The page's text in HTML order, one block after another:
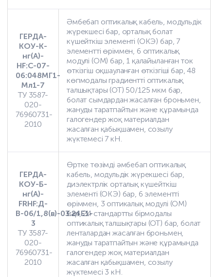
ГЕРДА-
КОУ-К-
нг(А)-
HF:С-07-
06:048МГ1-
Мл1-7
ТУ 3587-
020-
76960731-
2010
Әмбебап оптикалық кабель, модульдік
жүрекшесі бар, орталық болат
күшейткіш элементі (ОКЭ) бар, 7
элементті өріммен, 6 оптикалық
модулі (ОМ) бар, 1 қалайыланған ток
өткізгіш оқшауланған өткізгіші бар, 48
көпмодалы градиентті оптикалық
талшықтары (ОТ) 50/125 мкм бар,
болат сымдардан жасалған броньмен,
жануды таратпайтын және құрамында
галогендер жоқ материалдан
жасалған қабықшамен, созылу
жүктемесі 7 кН.
ГЕРДА-
КОУ-Б-
нг(А)-
FRHF:Д-
В-06/1,8(в)-03:24Е1-
3
ТУ 3587-
020-
76960731-
2010
Өртке төзімді әмбебап оптикалық
кабель, модульдік жүрекшесі бар,
диэлектрлік орталық күшейткіш
элементі (ОКЭ) бар, 6 элементті
өріммен, 3 оптикалық модулі (ОМ)
бар, 24 стандартты бірмодалы
оптикалық талшықтары (ОТ) бар, болат
ленталардан жасалған броньмен,
жануды таратпайтын және құрамында
галогендер жоқ материалдан
жасалған қабықшамен, созылу
жүктемесі 3 кН.